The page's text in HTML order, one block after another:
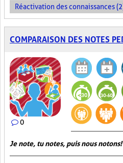
Réactivation des connaissances
COMPARAISON DES NOTES
0
Je note, tu notes, puis nous notons!